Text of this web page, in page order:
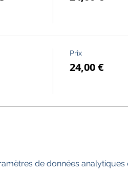
Prix
24,00 €
de données analytiques